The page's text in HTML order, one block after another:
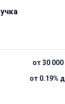
от 30
от 0.19%